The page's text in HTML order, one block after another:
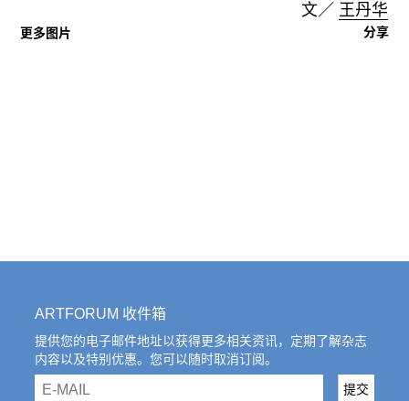
文／ 王丹华
更多图片 分享
ARTFORUM 收件箱
提供您的电子邮件地址以获得更多相关资讯，定期了解杂志
内容以及特别优惠。您可以随时取消订阅。
email 提交